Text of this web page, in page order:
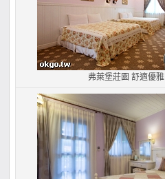
弗萊堡莊園 舒適優雅